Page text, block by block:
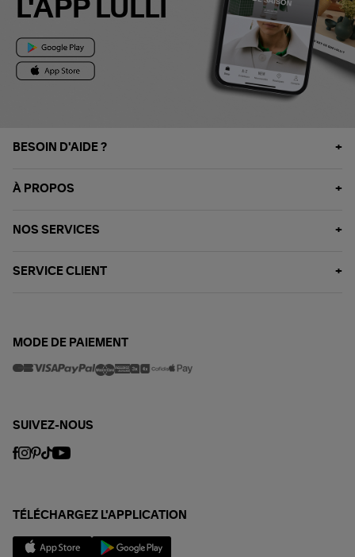
L'APP LULLI
BESOIN D'AIDE ?
À PROPOS
NOS SERVICES
SERVICE CLIENT
MODE DE PAIEMENT
SUIVEZ-NOUS
TÉLÉCHARGEZ L'APPLICATION